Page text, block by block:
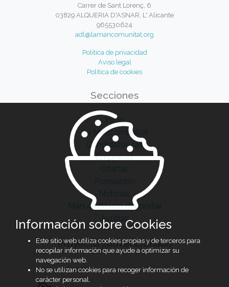
Carrer de Sant Lorenç, 6
03829 ALQUERIA D'ASNAR, L' Alicante
965530624
adl@lamancomunitat.org
Política de privacidad
Aviso legal
Política de cookies
Secciones
Inicio
La Mancomunitat
Candidatos/as
Empresas
Ofertas
Formación
Noticias
Manual de uso del portal
Ayudas
Proyecto subvencionado
Información sobre Cookies
Este sitio web utiliza cookies propias y de terceros para
recopilar información que ayude a optimizar su
navegación web.
No se utilizan cookies para recoger información de
carácter personal.